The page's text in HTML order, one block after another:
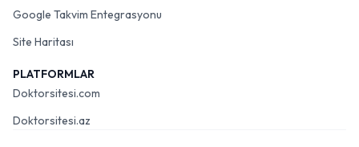
Google Takvim Entegrasyonu
Site Haritası
PLATFORMLAR
Doktorsitesi.com
Doktorsitesi.az